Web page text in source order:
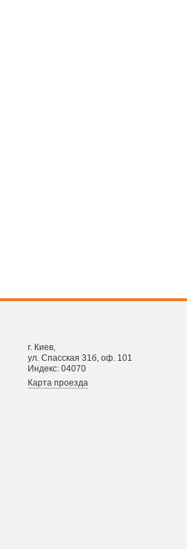
г. Киев,
ул. Спасская 31б, оф. 101
Индекс: 04070
Карта проезда